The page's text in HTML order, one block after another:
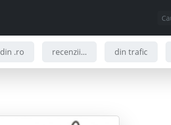
din .ro recenzii... din trafic